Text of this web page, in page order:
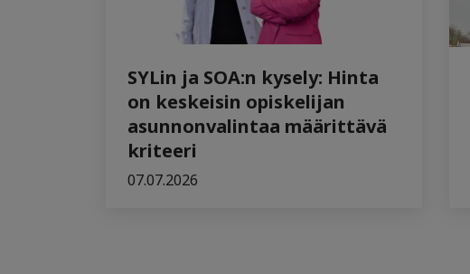
SYLin ja SOA:n kysely: Hinta
on keskeisin opiskelijan
asunnonvalintaa määrittävä
kriteeri
07.07.2026